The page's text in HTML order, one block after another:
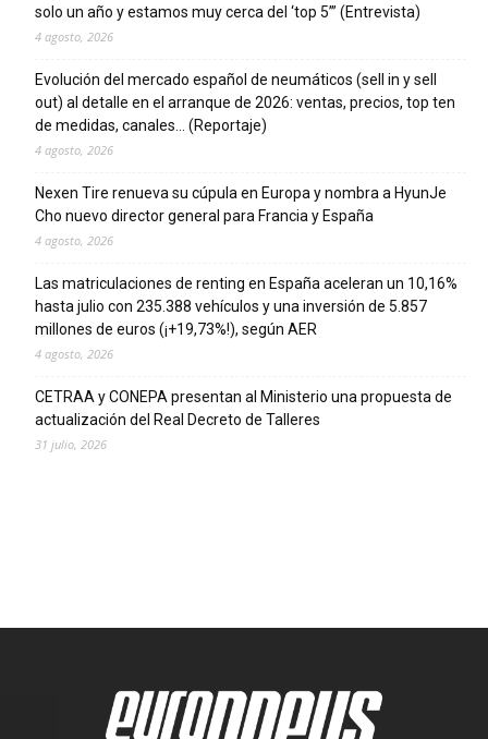
solo un año y estamos muy cerca del ‘top 5’” (Entrevista)
4 agosto, 2026
Evolución del mercado español de neumáticos (sell in y sell
out) al detalle en el arranque de 2026: ventas, precios, top ten
de medidas, canales… (Reportaje)
4 agosto, 2026
Nexen Tire renueva su cúpula en Europa y nombra a HyunJe
Cho nuevo director general para Francia y España
4 agosto, 2026
Las matriculaciones de renting en España aceleran un 10,16%
hasta julio con 235.388 vehículos y una inversión de 5.857
millones de euros (¡+19,73%!), según AER
4 agosto, 2026
CETRAA y CONEPA presentan al Ministerio una propuesta de
actualización del Real Decreto de Talleres
31 julio, 2026